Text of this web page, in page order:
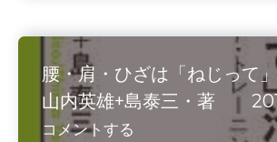
り
で」
治
す
山
内
英
雄
腰・肩・ひざは「ねじっ
山内英雄+島泰三・著
コメントする